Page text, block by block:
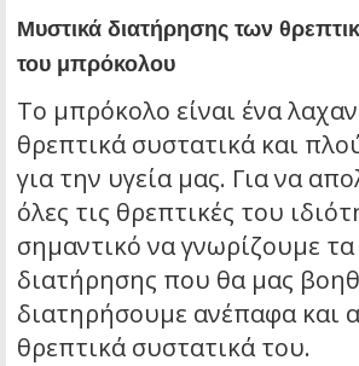
Μυστικά διατήρησης των
του μπρόκολου
Το μπρόκολο είναι ένα
θρεπτικά συστατικά και
για την υγεία μας. Για να
όλες τις θρεπτικές του
σημαντικό να γνωρίζουμε
διατήρησης που θα μας
διατηρήσουμε ανέπαφα και
θρεπτικά συστατικά του.